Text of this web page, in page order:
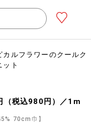
カルフラワーのクールク
ット
（税込980円）／1m
70cm巾】